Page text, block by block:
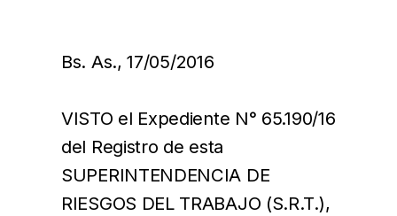
Bs. As., 17/05/2016
VISTO el Expediente N° 65.190/16
del Registro de esta
SUPERINTENDENCIA DE
RIESGOS DEL TRABAJO (S.R.T.),